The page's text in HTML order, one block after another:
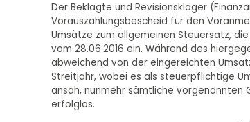
Der Beklagte und Revisionskläger
Vorauszahlungsbescheid für den
Umsätze zum allgemeinen Steuersatz,
vom 28.06.2016 ein. Während des
abweichend von der eingereichten
Streitjahr, wobei es als steuerpflichtige
ansah, nunmehr sämtliche vorgenannten
erfolglos.